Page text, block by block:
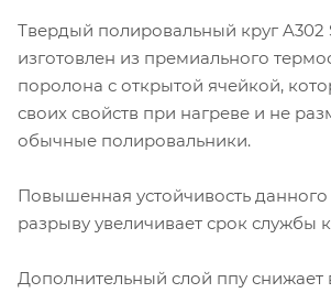
Твердый полировальный круг A302
изготовлен из премиального
поролона с открытой ячейкой,
своих свойств при нагреве и не
обычные полировальники.
Повышенная устойчивость
разрыву увеличивает срок службы
Дополнительный слой ппу снижает